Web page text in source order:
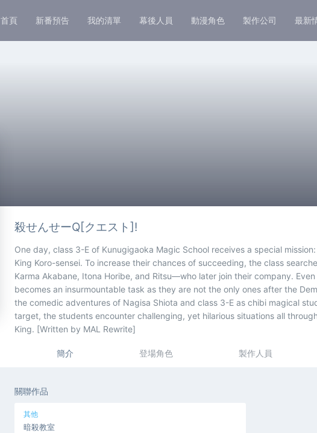
首頁 新番預告 我的清單 幕後人員 動漫角色 製作公司 最新
殺せんせーQ[クエスト]!
One day, class 3-E of Kunugigaoka Magic School receives a special
King Koro-sensei. To increase their chances of succeeding, the class
Karma Akabane, Itona Horibe, and Ritsu—who later join their company.
becomes an insurmountable task as they are not the only ones after the
the comedic adventures of Nagisa Shiota and class 3-E as chibi magical
target, the students encounter challenging, yet hilarious situations all
King. [Written by MAL Rewrite]
簡介 登場角色 製作人員
關聯作品
其他
暗殺教室